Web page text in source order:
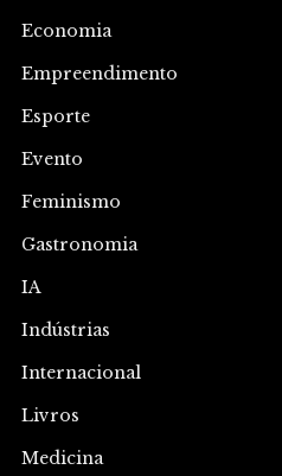
Economia
Empreendimento
Esporte
Evento
Feminismo
Gastronomia
IA
Indústrias
Internacional
Livros
Medicina